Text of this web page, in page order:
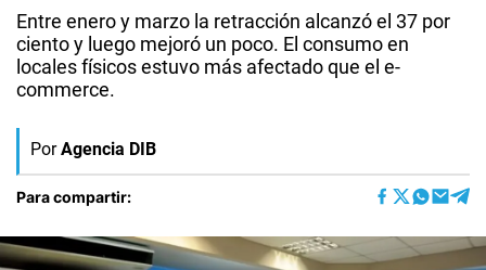
Entre enero y marzo la retracción alcanzó el 37 por
ciento y luego mejoró un poco. El consumo en
locales físicos estuvo más afectado que el e-
commerce.
Por Agencia DIB
Para compartir: